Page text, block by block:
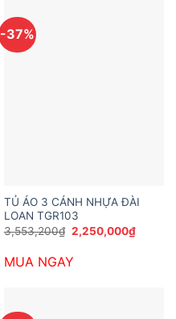
-37%
TỦ ÁO 3 CÁNH NHỰA ĐÀI
LOAN TGR103
3,553,200₫ Giá
gốc
3,553,200₫.
2,250,000₫Giá
hiện
MUA NGAY